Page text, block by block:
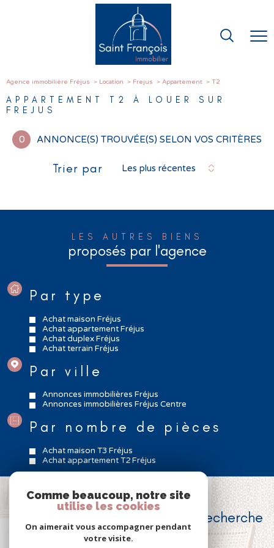
Agence immobilière Fréjus Location Frejus Appartement T2
APPARTEMENT T2 À LOUER SUR
FREJUS
0 ANNONCE(S) TROUVÉE(S) SELON VOS CRITÈRES
Trier par Les plus récentes
LES AUTRES BIENS
proposés par l'agence
Par type
Achat maison Fréjus
Achat appartement Fréjus
Achat duplex Fréjus
Achat terrain Fréjus
Par ville
Annonces immobilières Fréjus
Annonces immobilières Fréjus Centre
Par nombre de pièces
Achat maison T3 Fréjus
Achat appartement T2 Fréjus
VOUS N'AVEZ PAS TROUVÉ
le bien correspondant à votre recherche
?
Comme beaucoup, notre site
utilise les cookies
On aimerait vous accompagner pendant
votre visite.